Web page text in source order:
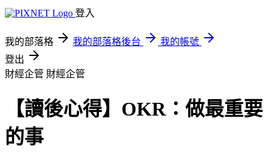
登入
我的部落格 我的部落格後台
我的帳號
登出
財經企管 財經企管
【讀後心得】OKR：做最重要
的事